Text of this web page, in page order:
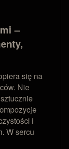
–
się na
Nie
i
W sercu